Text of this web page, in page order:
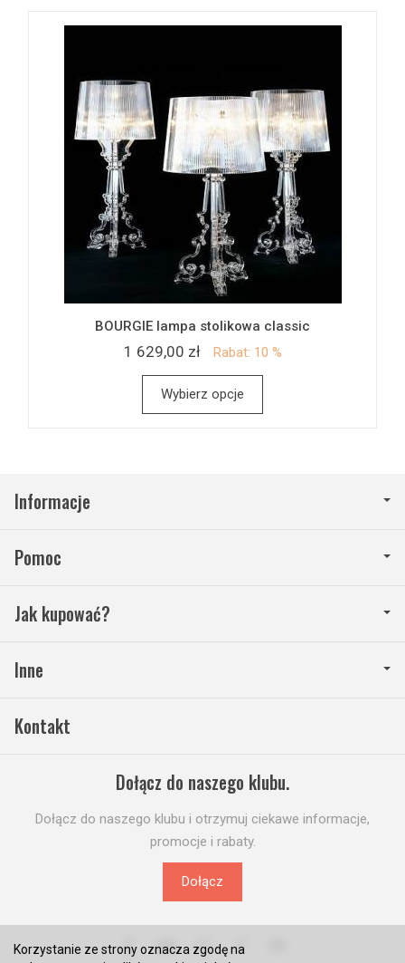
BOURGIE lampa stolikowa classic
1 629,00 zł Rabat: 10 %
Wybierz opcje
Informacje
Pomoc
Jak kupować?
Inne
Kontakt
Dołącz do naszego klubu.
Dołącz do naszego klubu i otrzymuj ciekawe informacje,
promocje i rabaty.
Dołącz
Korzystanie ze strony oznacza zgodę na